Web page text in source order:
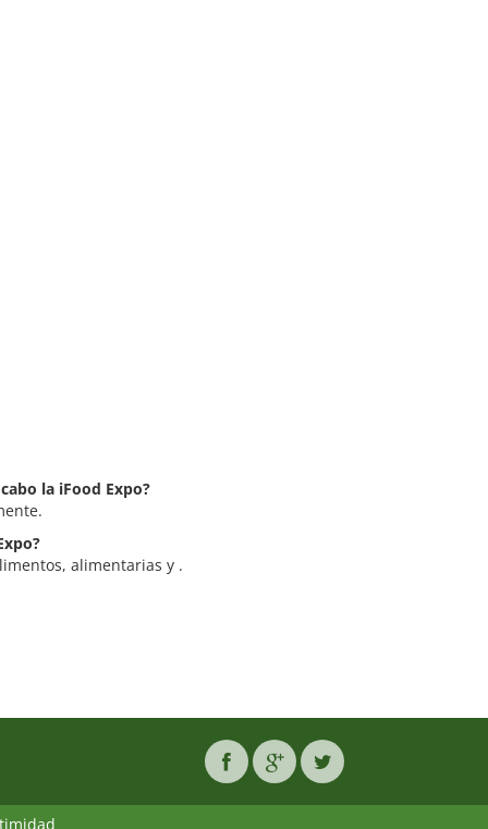
la iFood Expo?
alimentarias y .